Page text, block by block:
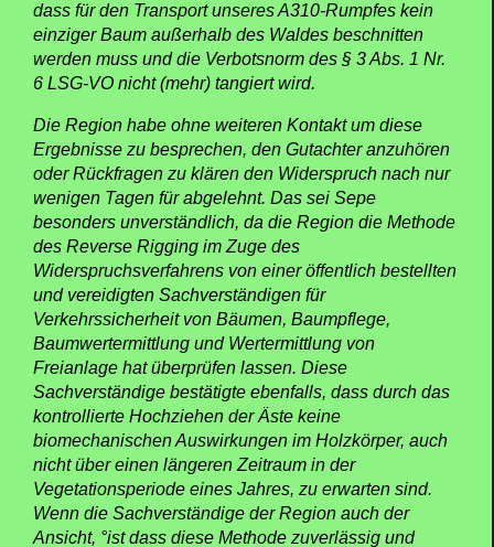
dass für den Transport unseres A310-Rumpfes kein
einziger Baum außerhalb des Waldes beschnitten
werden muss und die Verbotsnorm des § 3 Abs. 1 Nr.
6 LSG-VO nicht (mehr) tangiert wird.
Die Region habe ohne weiteren Kontakt um diese
Ergebnisse zu besprechen, den Gutachter anzuhören
oder Rückfragen zu klären den Widerspruch nach nur
wenigen Tagen für abgelehnt. Das sei Sepe
besonders unverständlich, da die Region die Methode
des Reverse Rigging im Zuge des
Widerspruchsverfahrens von einer öffentlich bestellten
und vereidigten Sachverständigen für
Verkehrssicherheit von Bäumen, Baumpflege,
Baumwertermittlung und Wertermittlung von
Freianlage hat überprüfen lassen. Diese
Sachverständige bestätigte ebenfalls, dass durch das
kontrollierte Hochziehen der Äste keine
biomechanischen Auswirkungen im Holzkörper, auch
nicht über einen längeren Zeitraum in der
Vegetationsperiode eines Jahres, zu erwarten sind.
Wenn die Sachverständige der Region auch der
Ansicht, °ist dass diese Methode zuverlässig und